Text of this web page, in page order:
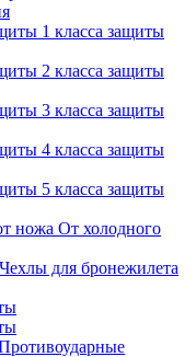
1 класса защиты
2 класса защиты
3 класса защиты
4 класса защиты
5 класса защиты
От холодного
Чехлы для бронежилета